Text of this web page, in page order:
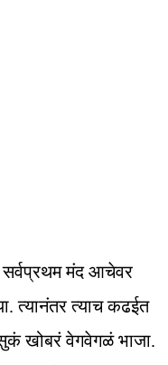
सर्वप्रथम मंद आचेवर
त्यानंतर त्याच कढईत
खोबरं वेगवेगळं भाजा.